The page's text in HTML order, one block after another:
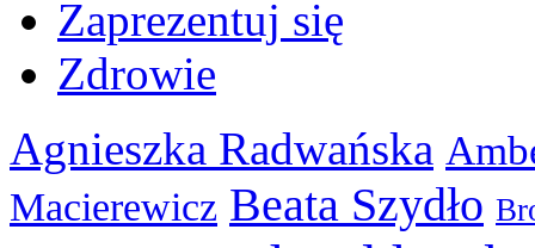
Zaprezentuj się
Zdrowie
Agnieszka Radwańska
Macierewicz Beata Szydło